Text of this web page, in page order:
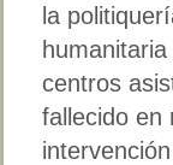
la
centros
fallecido en